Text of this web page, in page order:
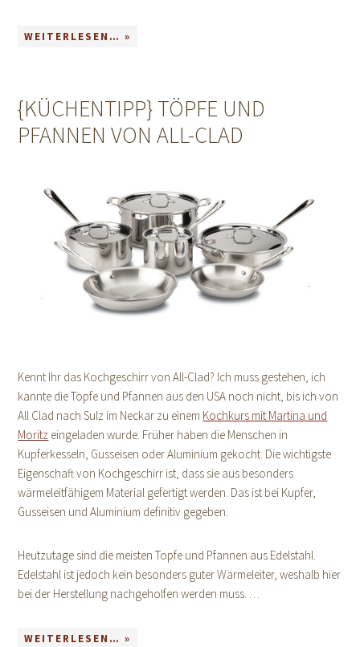
WEITERLESEN… »
{KÜCHENTIPP} TÖPFE UND
PFANNEN VON ALL-CLAD
Kennt Ihr das Kochgeschirr von All-Clad? Ich muss gestehen, ich
kannte die Töpfe und Pfannen aus den USA noch nicht, bis ich von
All Clad nach Sulz im Neckar zu einem Kochkurs mit Martina und
Moritz eingeladen wurde. Früher haben die Menschen in
Kupferkesseln, Gusseisen oder Aluminium gekocht. Die wichtigste
Eigenschaft von Kochgeschirr ist, dass sie aus besonders
wärmeleitfähigem Material gefertigt werden. Das ist bei Kupfer,
Gusseisen und Aluminium definitiv gegeben.
Heutzutage sind die meisten Topfe und Pfannen aus Edelstahl.
Edelstahl ist jedoch kein besonders guter Wärmeleiter, weshalb hier
bei der Herstellung nachgeholfen werden muss. …
WEITERLESEN… »